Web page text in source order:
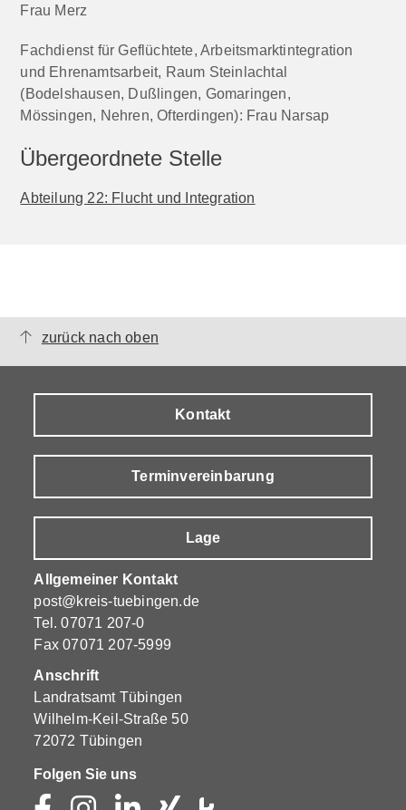
Frau Merz
Fachdienst für Geflüchtete, Arbeitsmarktintegration
und Ehrenamtsarbeit, Raum Steinlachtal
(Bodelshausen, Dußlingen, Gomaringen,
Mössingen, Nehren, Ofterdingen): Frau Narsap
Übergeordnete Stelle
Abteilung 22: Flucht und Integration
zurück nach oben
Kontakt
Terminvereinbarung
Lage
Allgemeiner Kontakt
post@kreis-tuebingen.de
Tel.07071 207-0
Fax 07071 207-5999
Anschrift
Landratsamt Tübingen
Wilhelm-Keil-Straße 50
72072 Tübingen
Folgen Sie uns